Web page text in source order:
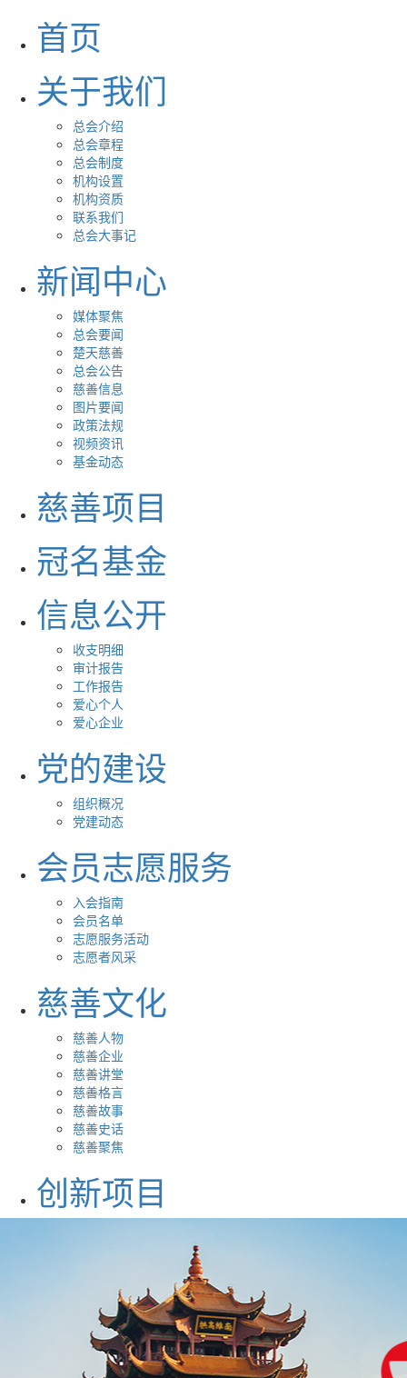
首页
关于我们
总会介绍
总会章程
总会制度
机构设置
机构资质
联系我们
总会大事记
新闻中心
媒体聚焦
总会要闻
楚天慈善
总会公告
慈善信息
图片要闻
政策法规
视频资讯
基金动态
慈善项目
冠名基金
信息公开
收支明细
审计报告
工作报告
爱心个人
爱心企业
党的建设
组织概况
党建动态
会员志愿服务
入会指南
会员名单
志愿服务活动
志愿者风采
慈善文化
慈善人物
慈善企业
慈善讲堂
慈善格言
慈善故事
慈善史话
慈善聚焦
创新项目